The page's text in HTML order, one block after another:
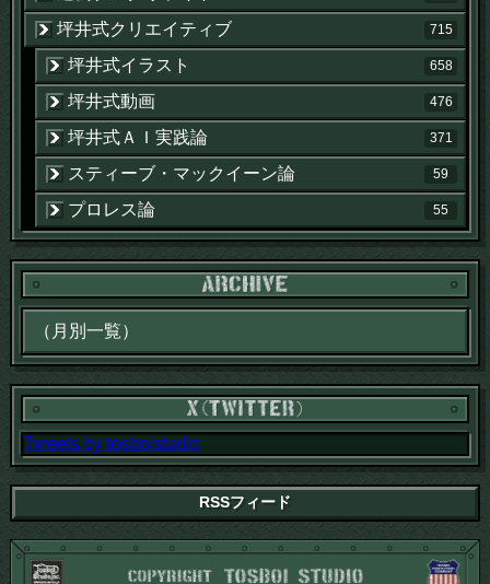
坪井式クリエイティブ 715
坪井式イラスト 658
坪井式動画 476
坪井式ＡＩ実践論 371
スティーブ・マックイーン論 59
プロレス論 55
Tweets by tosboistudio
RSSフィード